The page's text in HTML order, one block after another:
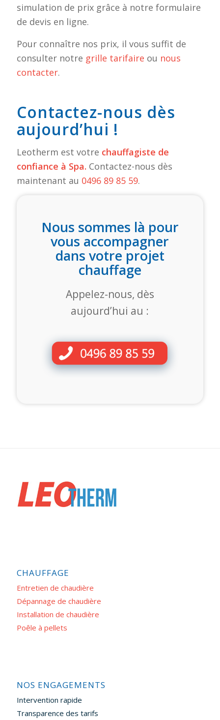
simulation de prix grâce à notre formulaire
de devis en ligne.
Pour connaître nos prix, il vous suffit de
consulter notre grille tarifaire ou nous
contacter.
Contactez-nous dès
aujourd’hui !
Leotherm est votre chauffagiste de
confiance à Spa. Contactez-nous dès
maintenant au 0496 89 85 59.
Nous sommes là pour
vous accompagner
dans votre projet
chauffage
Appelez-nous, dès
aujourd’hui au :
CHAUFFAGE
Entretien de chaudière
Dépannage de chaudière
Installation de chaudière
Poêle à pellets
NOS ENGAGEMENTS
Intervention rapide
Transparence des tarifs